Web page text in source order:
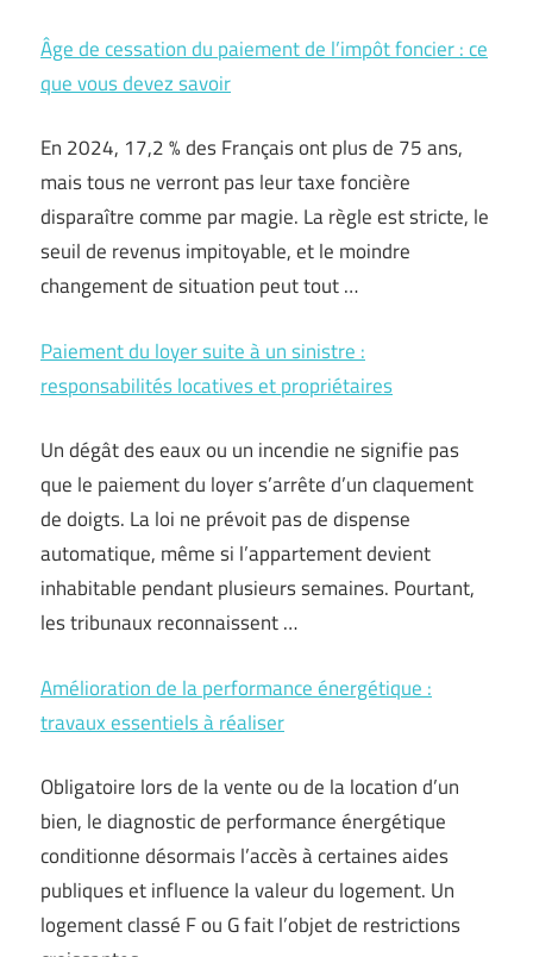
Âge de cessation du paiement de l’impôt foncier : ce
que vous devez savoir
En 2024, 17,2 % des Français ont plus de 75 ans,
mais tous ne verront pas leur taxe foncière
disparaître comme par magie. La règle est stricte, le
seuil de revenus impitoyable, et le moindre
changement de situation peut tout …
Paiement du loyer suite à un sinistre :
responsabilités locatives et propriétaires
Un dégât des eaux ou un incendie ne signifie pas
que le paiement du loyer s’arrête d’un claquement
de doigts. La loi ne prévoit pas de dispense
automatique, même si l’appartement devient
inhabitable pendant plusieurs semaines. Pourtant,
les tribunaux reconnaissent …
Amélioration de la performance énergétique :
travaux essentiels à réaliser
Obligatoire lors de la vente ou de la location d’un
bien, le diagnostic de performance énergétique
conditionne désormais l’accès à certaines aides
publiques et influence la valeur du logement. Un
logement classé F ou G fait l’objet de restrictions